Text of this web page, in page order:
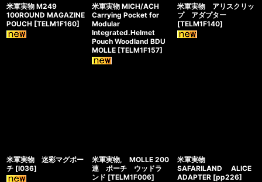
米軍実物 M249
100ROUND MAGAZINE
POUCH [TELM1F160]
米軍実物 MICH/ACH
Carrying Pocket for
Modular
Integrated.Helmet
Pouch Woodland BDU
MOLLE [TELM1F157]
米軍実物 アリスクリッ
プ アダプター
[TELM1F140]
米軍実物 迷彩マグポー
チ [l036]
米軍実物, MOLLE 200
連 ポーチ ウッドラ
ンド [TELM1F006]
米軍実物
SAFARILAND ALICE
ADAPTER [pp226]